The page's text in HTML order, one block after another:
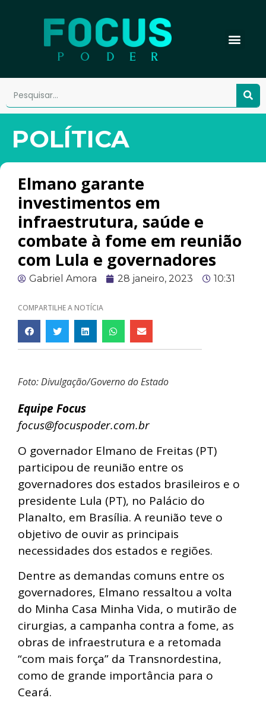
POLÍTICA
Elmano garante
investimentos em
infraestrutura, saúde e
combate à fome em reunião
com Lula e governadores
Gabriel Amora 28 janeiro, 2023 10:31
COMPARTILHE A NOTÍCIA
Foto: Divulgação/Governo do Estado
Equipe Focus
focus@focuspoder.com.br
O governador Elmano de Freitas (PT)
participou de reunião entre os
governadores dos estados brasileiros e o
presidente Lula (PT), no Palácio do
Planalto, em Brasília. A reunião teve o
objetivo de ouvir as principais
necessidades dos estados e regiões.
Dentre as demandas comuns entre os
governadores, Elmano ressaltou a volta
do Minha Casa Minha Vida, o mutirão de
cirurgias, a campanha contra a fome, as
obras de infraestrutura e a retomada
“com mais força” da Transnordestina,
como de grande importância para o
Ceará.